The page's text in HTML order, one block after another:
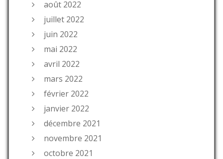
août 2022
juillet 2022
juin 2022
mai 2022
avril 2022
mars 2022
février 2022
janvier 2022
décembre 2021
novembre 2021
octobre 2021